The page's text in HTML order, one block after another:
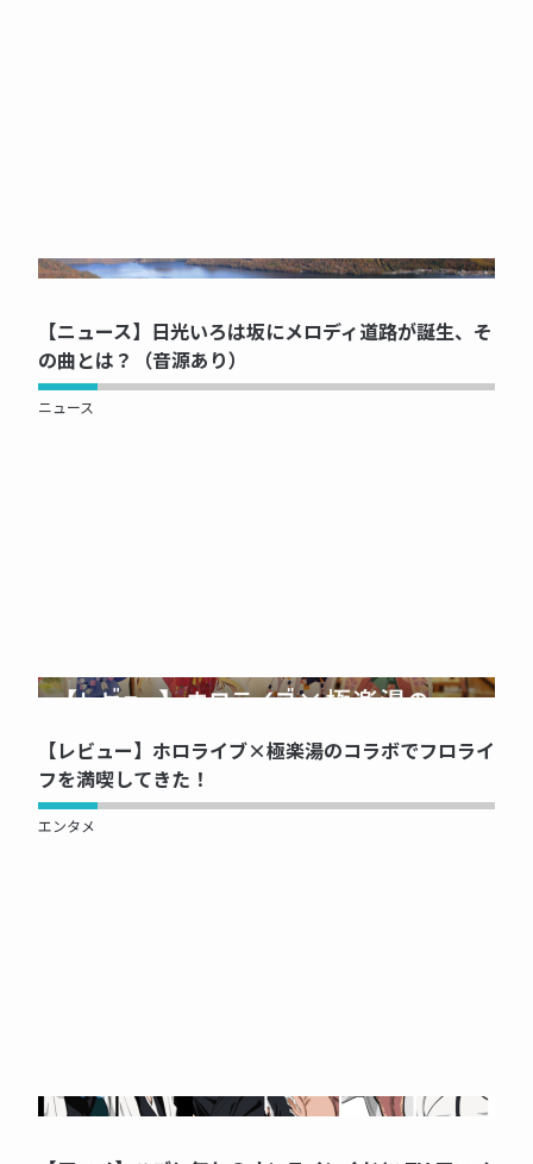
NOW PRINTING...
【ニュース】日光いろは坂にメロディ道路が誕生、そ
の曲とは？（音源あり）
ニュース
NOW PRINTING...
【レビュー】ホロライブ×極楽湯のコラボでフロライ
フを満喫してきた！
エンタメ
NOW PRINTING...